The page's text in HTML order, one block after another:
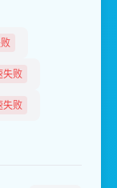
失败
失败